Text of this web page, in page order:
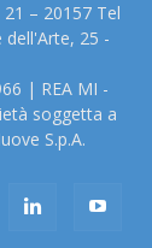
– 20157 Tel
dell'Arte, 25 -
| REA MI -
soggetta a
S.p.A.